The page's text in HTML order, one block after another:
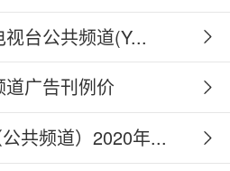
台公共频道(Y...
广告刊例价
共频道）2020年...